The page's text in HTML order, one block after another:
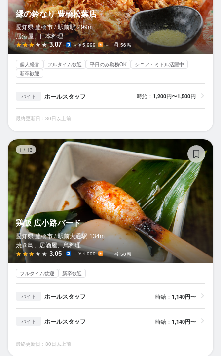
縁の鈴なり 豊橋松葉店
愛知県 豊橋市 / 駅前駅 299m
居酒屋、日本料理
3.07 ～￥5,999 － 56席
個人経営 フルタイム歓迎 平日のみ勤務OK
シニア・ミドル活躍中
新卒歓迎
バイト ホールスタッフ 時給： 1,200円〜1,500円
最終更新日：30日以上前
1 / 13
鶏飯 広小路バード
愛知県 豊橋市 / 駅前大通駅 134m
焼き鳥、居酒屋、鳥料理
3.05 ～￥4,999 － 50席
フルタイム歓迎 新卒歓迎
バイト ホールスタッフ 時給： 1,140円〜
バイト ホールスタッフ 時給： 1,140円〜
最終更新日：30日以上前